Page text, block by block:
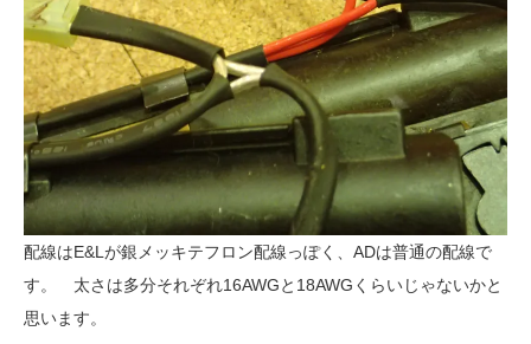
配線はE&Lが銀メッキテフロン配線っぽく、ADは普通の配線で
す。 太さは多分それぞれ16AWGと18AWGくらいじゃないかと
思います。